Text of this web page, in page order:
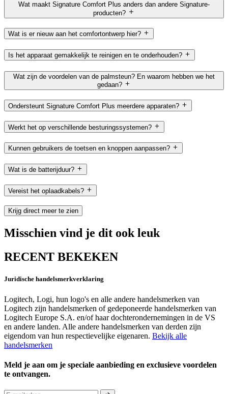
Wat maakt Signature Comfort Plus anders dan andere Signature-
producten?
Wat is er nieuw aan het comfortontwerp hier?
Is het apparaat gemakkelijk te reinigen en te onderhouden?
Wat zijn de voordelen van de palmsteun? En waarom hebben we het
gedaan?
Ondersteunt Signature Comfort Plus meerdere apparaten?
Werkt het op verschillende besturingssystemen?
Kunnen gebruikers de toetsen en knoppen aanpassen?
Wat is de batterijduur?
Vereist het oplaadkabels?
Krijg direct meer te zien
Misschien vind je dit ook leuk
RECENT BEKEKEN
Juridische handelsmerkverklaring
Logitech, Logi, hun logo's en alle andere handelsmerken van
Logitech zijn handelsmerken of gedeponeerde handelsmerken van
Logitech Europe S.A. en/of haar dochterondernemingen in de VS
en andere landen. Alle andere handelsmerken van derden zijn
eigendom van hun respectievelijke eigenaren. Bekijk alle
handelsmerken
Meld je aan om je speciale aanbieding en exclusieve voordelen
te ontvangen.